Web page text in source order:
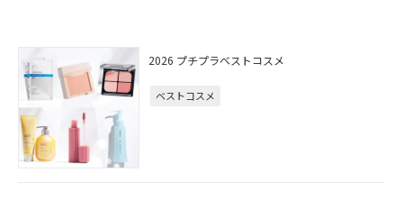
2026 プチプラベストコスメ
ベストコスメ